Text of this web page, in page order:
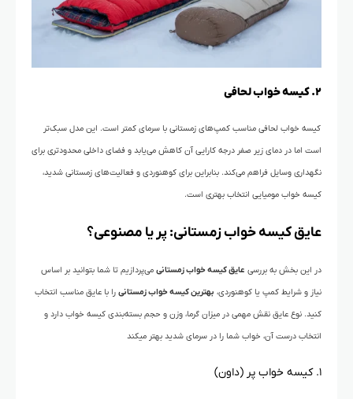
۲. کیسه خواب لحافی
کیسه خواب لحافی مناسب کمپ‌های زمستانی با سرمای کمتر است. این مدل سبک‌تر
است اما در دمای زیر صفر درجه کارایی آن کاهش می‌یابد و فضای داخلی محدودتری برای
نگهداری وسایل فراهم می‌کند. بنابراین برای کوهنوردی و فعالیت‌های زمستانی شدید،
کیسه خواب مومیایی انتخاب بهتری است.
عایق کیسه خواب زمستانی: پر یا مصنوعی؟
در این بخش به بررسی عایق کیسه خواب زمستانی می‌پردازیم تا شما بتوانید بر اساس
نیاز و شرایط کمپ یا کوهنوردی، بهترین کیسه خواب زمستانی را با عایق مناسب انتخاب
کنید. نوع عایق نقش مهمی در میزان گرما، وزن و حجم بسته‌بندی کیسه خواب دارد و
انتخاب درست آن، خواب شما را در سرمای شدید بهتر میکند
۱. کیسه خواب پر (داون)